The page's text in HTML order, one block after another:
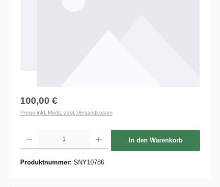
100,00 €
Preise inkl. MwSt. zzgl. Versandkosten
In den Warenkorb
Produktnummer: SNY10786